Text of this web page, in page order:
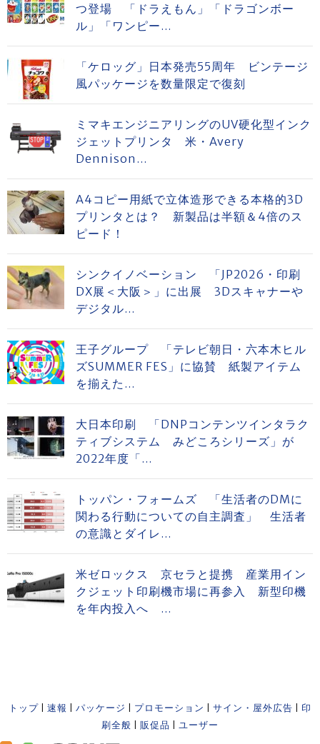
つ登場 「ドラえもん」「ドラゴンボー
ル」「ワンピー...
「ケロッグ」日本発売55周年 ビンテージ
風パッケージを数量限定で復刻
ミマキエンジニアリングのUV硬化型インク
ジェットプリンタ 米・Avery
Dennison...
A4コピー用紙で立体造形できる本格的3D
プリンタとは？ 新製品は半額＆4倍のス
ピード！
シンクイノベーション 「JP2026・印刷
DX展＜大阪＞」に出展 3Dスキャナーや
デジタル...
王子グループ 「テレビ朝日・六本木ヒル
ズSUMMER FES」に協賛 紙製アイテム
を揃えた...
大日本印刷 「DNPコンテンツインタラク
ティブシステム みどころシリーズ」が
2022年度「...
トッパン・フォームズ 「生活者のDMに
関わる行動についての自主調査」 生活者
の意識とダイレ...
米ゼロックス 京セラと提携 産業用イン
クジェット印刷機市場に再参入 新型印機
を年内投入へ ...
トップ 速報 パッケージ プロモーション サイン・屋外広告
印
刷全般
販促品 ユーザー